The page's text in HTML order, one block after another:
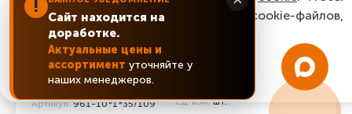
46.06 ₽
Уточнить цену
Артикул: 961-10*1*35/109 Ед. изм. шт.
!
Сайт находится на
доработке.
Актуальные цены и
ассортимент уточняйте у
наших менеджеров.
согласиться с нашим использованием cookie-файлов,
нажмите “Ок, понятно!”
ОК, понятно!